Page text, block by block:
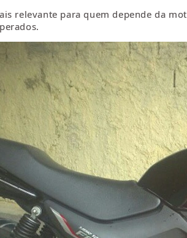
relevante para quem depende da